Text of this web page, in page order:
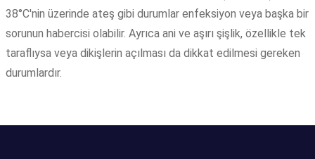
38°C'nin üzerinde ateş gibi durumlar enfeksiyon veya başka bir
sorunun habercisi olabilir. Ayrıca ani ve aşırı şişlik, özellikle tek
taraflıysa veya dikişlerin açılması da dikkat edilmesi gereken
durumlardır.